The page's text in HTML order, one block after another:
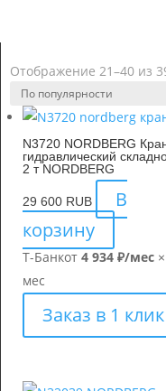
Отображение 21–40 из
N3720 NORDBERG
гидравлический
2 т NORDBERG
29 600 RUB
В
корзину
Т-Банкот 4 934 ₽/мес
мес
Заказ в 1 клик